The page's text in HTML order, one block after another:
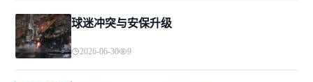
球迷冲突与安保升级
2026-06-30 9